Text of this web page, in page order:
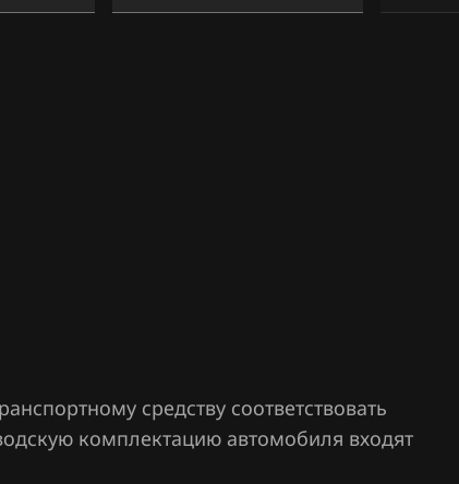
средству соответствовать
комплектацию автомобиля входят